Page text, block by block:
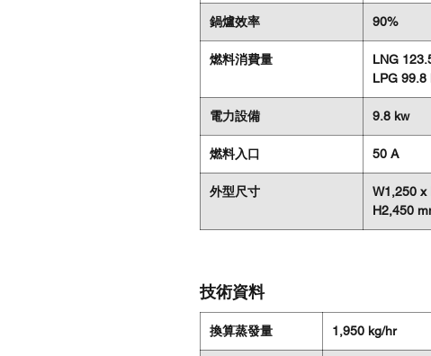
鍋爐效率 90%
燃料消費量
LNG
LPG 99.8
電力設備 9.8 kw
燃料入口 50 A
外型尺寸
W1,250 x
H2,450
技術資料
換算蒸發量 1,950 kg/hr